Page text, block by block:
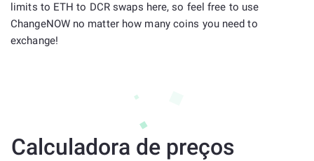
limits to ETH to DCR swaps here, so feel free to use
ChangeNOW no matter how many coins you need to
exchange!
Calculadora de preços